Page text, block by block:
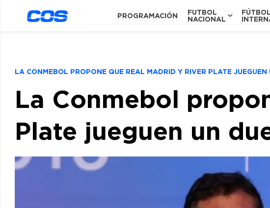
PROGRAMACIÓN
FUTBOL
NACIONAL
FÚTBOL
LA CONMEBOL PROPONE QUE REAL MADRID Y RIVER PLATE JUEGUEN
La Conmebol
Plate jueguen un